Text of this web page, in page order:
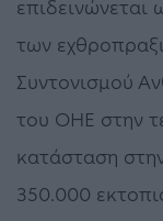
των
Συντονισμού
του ΟΗΕ στην
κατάσταση
350.000